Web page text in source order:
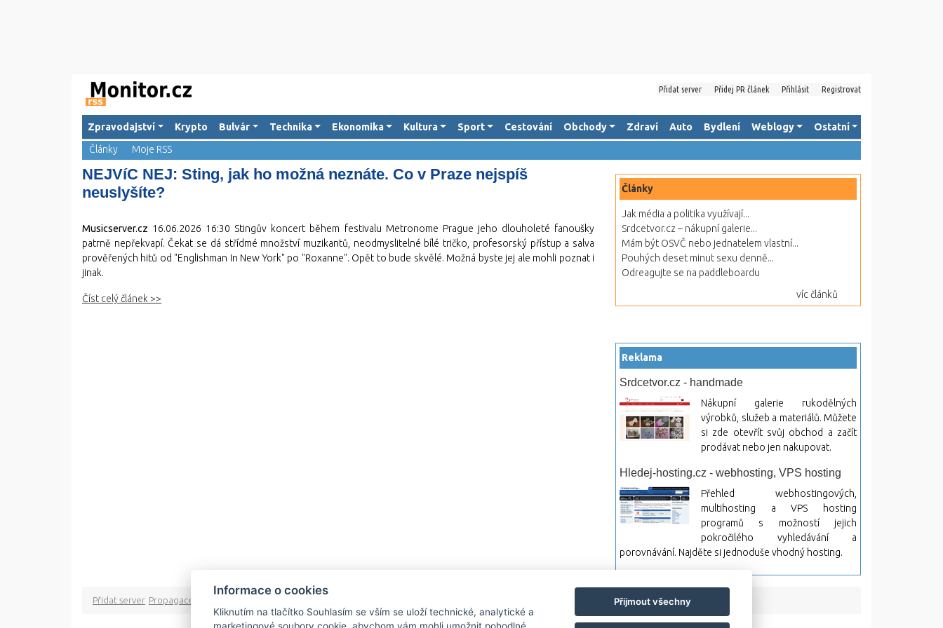
Přidat server Přidej PR článek Přihlásit Registrovat
Zpravodajství Krypto Bulvár Technika Ekonomika Kultura Sport Cestování Obchody Zdraví Auto Bydlení Weblogy
Ostatní
Články
Moje RSS
NEJVíC NEJ: Sting, jak ho možná neznáte. Co v Praze nejspíš
neuslyšíte?
Musicserver.cz 16.06.2026 16:30 Stingův koncert během festivalu Metronome Prague jeho dlouholeté fanoušky
patrně nepřekvapí. Čekat se dá střídmé množství muzikantů, neodmyslitelné bílé tričko, profesorský přístup a salva
prověřených hitů od "Englishman In New York" po "Roxanne". Opět to bude skvělé. Možná byste jej ale mohli poznat i
jinak.
Číst celý článek >>
Články
Jak média a politika využívají...
Srdcetvor.cz – nákupní galerie...
Mám být OSVČ nebo jednatelem vlastní...
Pouhých deset minut sexu denně...
Odreagujte se na paddleboardu
víc článků
Reklama
Srdcetvor.cz - handmade
Nákupní galerie rukodělných
výrobků, služeb a materiálů. Můžete
si zde otevřít svůj obchod a začít
prodávat nebo jen nakupovat.
Hledej-hosting.cz - webhosting, VPS hosting
Přehled webhostingových,
multihosting a VPS hosting
programů s možností jejich
pokročilého vyhledávání a
porovnávání. Najděte si jednoduše vhodný hosting.
Přidat server Propagace
Informace o cookies
Kliknutím na tlačítko Souhlasím se vším se uloží technické, analytické a
Přijmout všechny